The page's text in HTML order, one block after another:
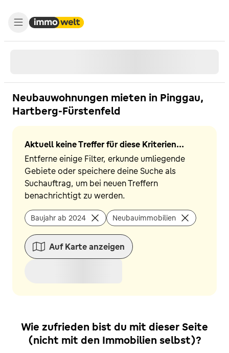
Neubauwohnungen mieten in Pinggau,
Hartberg-Fürstenfeld
Aktuell keine Treffer für diese Kriterien...
Entferne einige Filter, erkunde umliegende
Gebiete oder speichere deine Suche als
Suchauftrag, um bei neuen Treffern
benachrichtigt zu werden.
Baujahr ab 2024 Neubauimmobilien
Auf Karte anzeigen
Wie zufrieden bist du mit dieser Seite
(nicht mit den Immobilien selbst)?